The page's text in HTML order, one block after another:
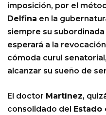
imposición, por el
Delfina en la
siempre su
esperará a la
cómoda curul
alcanzar su sueño de
El doctor Martínez,
consolidado del
Estado